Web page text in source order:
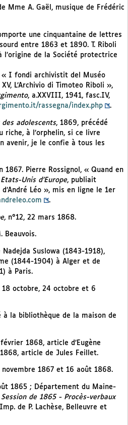
Mme A. Gaël, musique de Frédéric
une cinquantaine de lettres
entre 1863 et 1890. T. Riboli
de la Société protectrice
« I fondi archivistit del Muséo
L’Archivio di Timoteo Riboli »,
, a.XXVIII, 1941, fasc.IV,
rassegna/index.php .
adolescents, 1869, précédé
riche, à l’orphelin, si ce livre
avenir, je le confie à tous les
1867. Pierre Rossignol, « Quand en
Unis d’Europe, publiait
Léo », mis en ligne le 1er
.
n°12, 22 mars 1868.
Beauvois.
Suslowa (1843-1918),
(1844-1904) à Alger et de
à Paris.
18 octobre, 24 octobre et 6
à la bibliothèque de la maison de
1868, article d’Eugène
article de Jules Feillet.
novembre 1867 et 16 août 1868.
1865 ; Département du Maine-
Session de 1865 - Procès-verbaux
de P. Lachèse, Belleuvre et